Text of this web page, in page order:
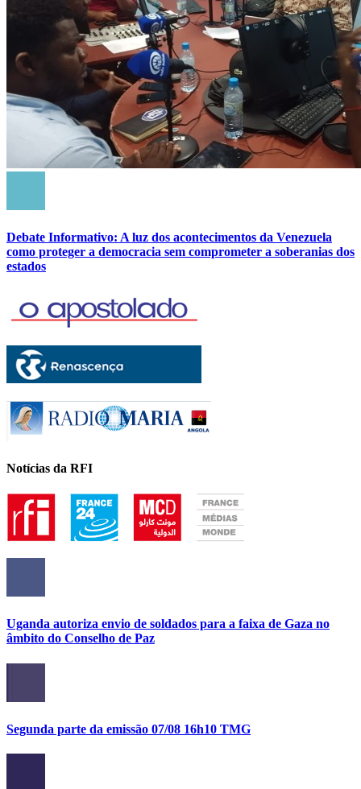
Debate Informativo: A luz dos acontecimentos da Venezuela
como proteger a democracia sem comprometer a soberanias dos
estados
Notícias da RFI
Uganda autoriza envio de soldados para a faixa de Gaza no
âmbito do Conselho de Paz
Segunda parte da emissão 07/08 16h10 TMG